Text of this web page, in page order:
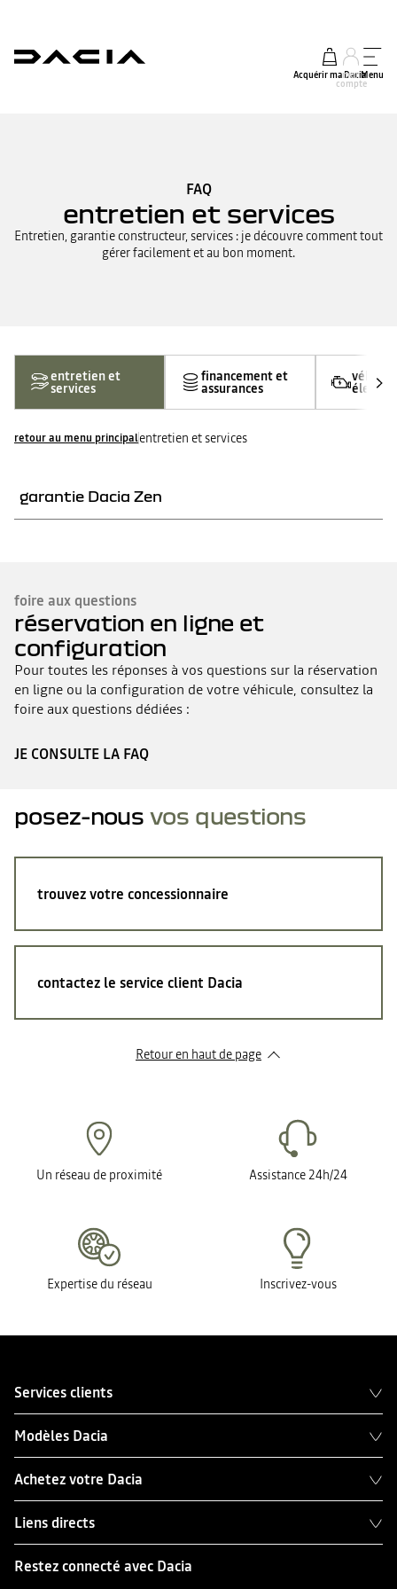
Acquérir ma Dacia
mon
compte
Menu
FAQ
entretien et services
Entretien, garantie constructeur, services : je découvre comment tout
gérer facilement et au bon moment.
retour au menu principalentretien et services
entretien et
services
financement et
assurances
garantie Dacia Zen
SI JE VENDS MON VÉHICULE, LA GARANTIE DACIA ZEN
S'APPLIQUE T-ELLE TOUJOURS ?
QUELLES SONT LES PIÈCES PRISES EN CHARGE PAR LA
GARANTIE DACIA ZEN ?
LA GARANTIE DACIA ZEN INCLUT-ELLE L’ASSISTANCE ?
PUIS-JE BÉNÉFICIER DE LA GARANTIE DACIA ZEN MÊME SI JE N'AI
PAS RÉALISÉ L'ENTRETIEN DE MON VÉHICULE DANS LE RÉSEAU
DACIA ?
foire aux questions
réservation en ligne et
configuration
Pour toutes les réponses à vos questions sur la réservation
en ligne ou la configuration de votre véhicule, consultez la
foire aux questions dédiées :
JE CONSULTE LA FAQ
posez-nous vos questions
trouvez votre concessionnaire
contactez le service client Dacia
Retour en haut de page
Un réseau de proximité Assistance 24h/24
Expertise du réseau Inscrivez-vous
Services clients
Modèles Dacia
Achetez votre Dacia
Liens directs
Restez connecté avec Dacia